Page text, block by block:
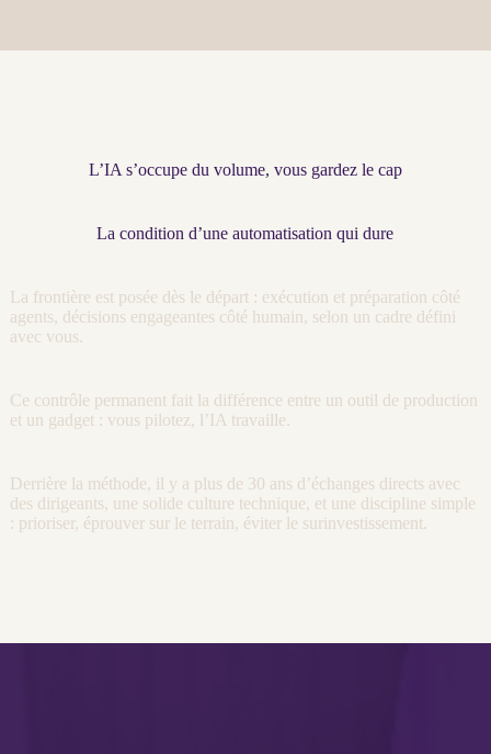
L’IA s’occupe du volume, vous gardez le cap
La condition d’une automatisation qui dure
La frontière est posée dès le départ : exécution et préparation côté
agents, décisions engageantes côté humain, selon un cadre défini
avec vous.
Ce contrôle permanent fait la différence entre un outil de production
et un gadget : vous pilotez, l’IA travaille.
Derrière la méthode, il y a plus de 30 ans d’échanges directs avec
des dirigeants, une solide culture technique, et une discipline simple
: prioriser, éprouver sur le terrain, éviter le surinvestissement.